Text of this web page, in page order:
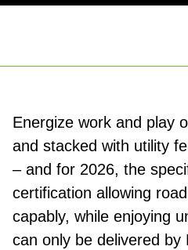
Energize work and play
and stacked with utility
– and for 2026, the
certification allowing
capably, while enjoying
can only be delivered by